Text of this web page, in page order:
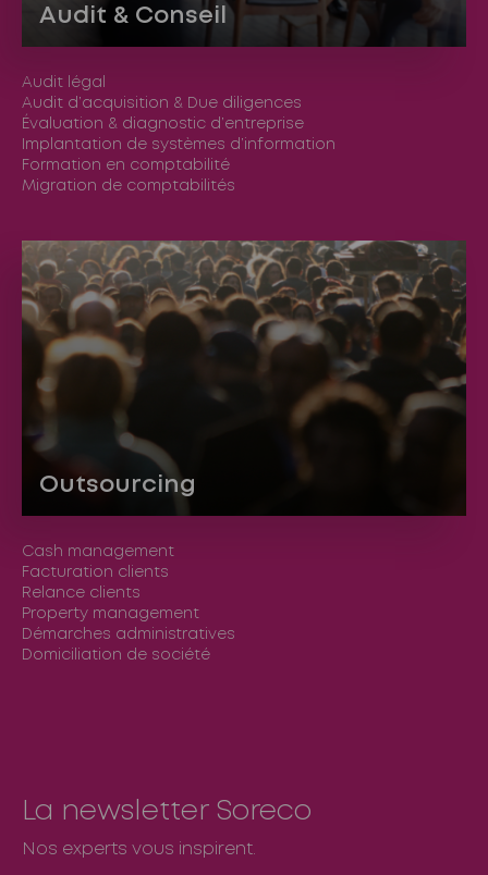
Audit & Conseil
Audit légal
Audit d’acquisition & Due diligences
Évaluation & diagnostic d’entreprise
Implantation de systèmes d’information
Formation en comptabilité
Migration de comptabilités
Outsourcing
Cash management
Facturation clients
Relance clients
Property management
Démarches administratives
Domiciliation de société
La newsletter Soreco
Nos experts vous inspirent.